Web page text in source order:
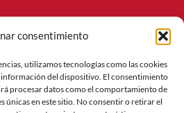
consentimiento
utilizamos tecnologías como las cookies
información del dispositivo. El consentimiento
procesar datos como el comportamiento de
únicas en este sitio. No consentir o retirar el